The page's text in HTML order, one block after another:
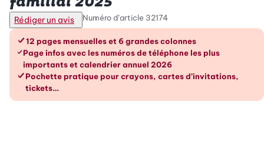
Rédiger un avis Numéro d’article 32174
Les avantages en un coup d’œil
12 pages mensuelles et 6 grandes colonnes
Page infos avec les numéros de téléphone les plus
importants et calendrier annuel 2026
Pochette pratique pour crayons, cartes d’invitations,
tickets…